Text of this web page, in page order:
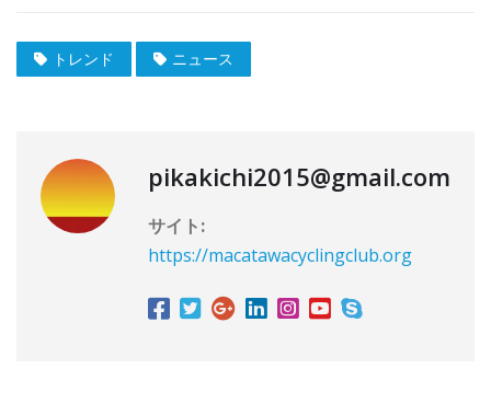
トレンド ニュース
pikakichi2015@gmail.com
サイト:
https://macatawacyclingclub.org